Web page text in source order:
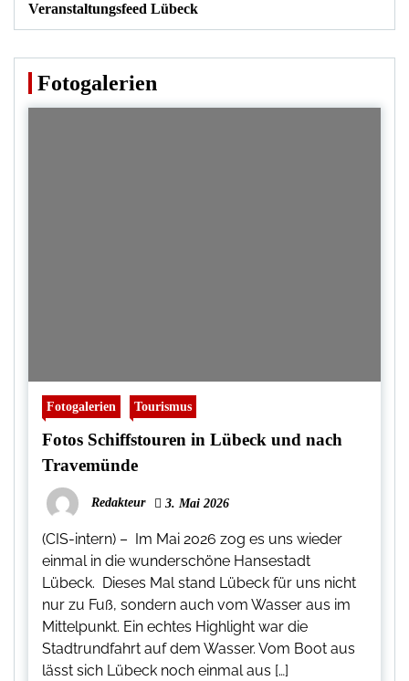
Veranstaltungsfeed Lübeck
Fotogalerien
Fotogalerien Tourismus
Fotos Schiffstouren in Lübeck und nach
Travemünde
Redakteur 3. Mai 2026
(CIS-intern) – Im Mai 2026 zog es uns wieder
einmal in die wunderschöne Hansestadt
Lübeck. Dieses Mal stand Lübeck für uns nicht
nur zu Fuß, sondern auch vom Wasser aus im
Mittelpunkt. Ein echtes Highlight war die
Stadtrundfahrt auf dem Wasser. Vom Boot aus
lässt sich Lübeck noch einmal aus […]